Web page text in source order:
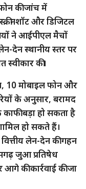
की जांच में
और डिजिटल
ने आईपीएल मैचों
देन स्थानीय स्तर पर
स्वीकार की।
10 मोबाइल फोन और
के अनुसार, बरामद
बड़ा हो सकता है
हो सकते हैं।
लेन-देन की गहन
जुआ प्रतिषेध
की कार्रवाई की जा